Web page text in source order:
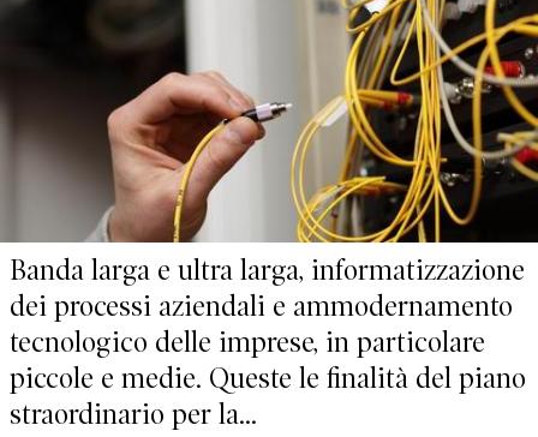
Banda larga e ultra larga, informatizzazione
dei processi aziendali e ammodernamento
tecnologico delle imprese, in particolare
piccole e medie. Queste le finalità del piano
straordinario per la...